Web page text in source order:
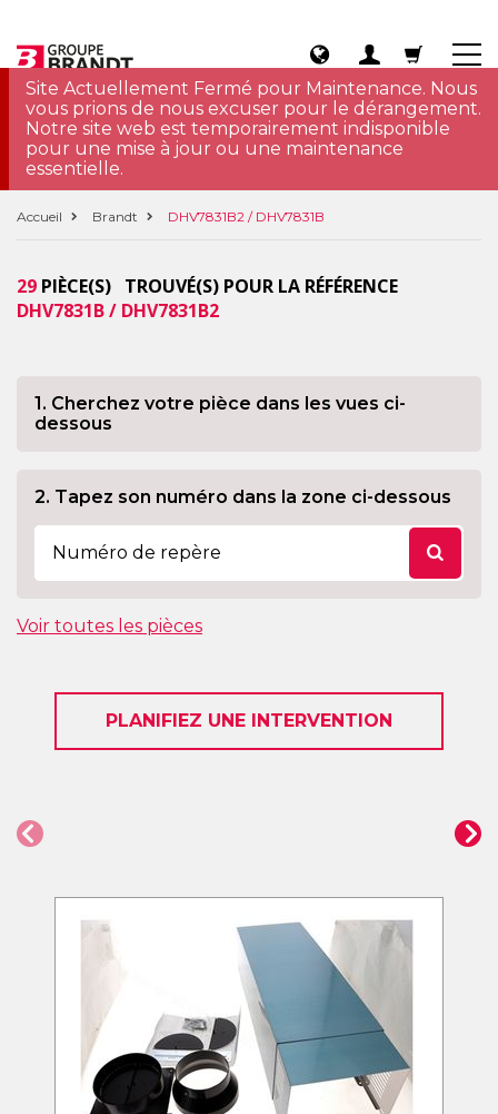
Site Actuellement Fermé pour Maintenance. Nous
vous prions de nous excuser pour le dérangement.
Notre site web est temporairement indisponible
pour une mise à jour ou une maintenance
essentielle.
Accueil Brandt DHV7831B2 / DHV7831B
29 PIÈCE(S) TROUVÉ(S) POUR LA RÉFÉRENCE
DHV7831B / DHV7831B2
1. Cherchez votre pièce dans les vues ci-
dessous
2. Tapez son numéro dans la zone ci-dessous
Voir toutes les pièces
PLANIFIEZ UNE INTERVENTION